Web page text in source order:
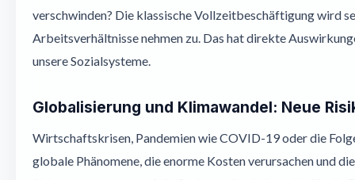
verschwinden? Die klassische Vollzeitbeschäftigung wird
Arbeitsverhältnisse nehmen zu. Das hat direkte
unsere Sozialsysteme.
Globalisierung und Klimawandel: Neue
Wirtschaftskrisen, Pandemien wie COVID-19 oder die
globale Phänomene, die enorme Kosten verursachen und